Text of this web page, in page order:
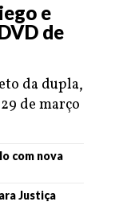
e
de
da dupla,
de março
com nova
Justiça